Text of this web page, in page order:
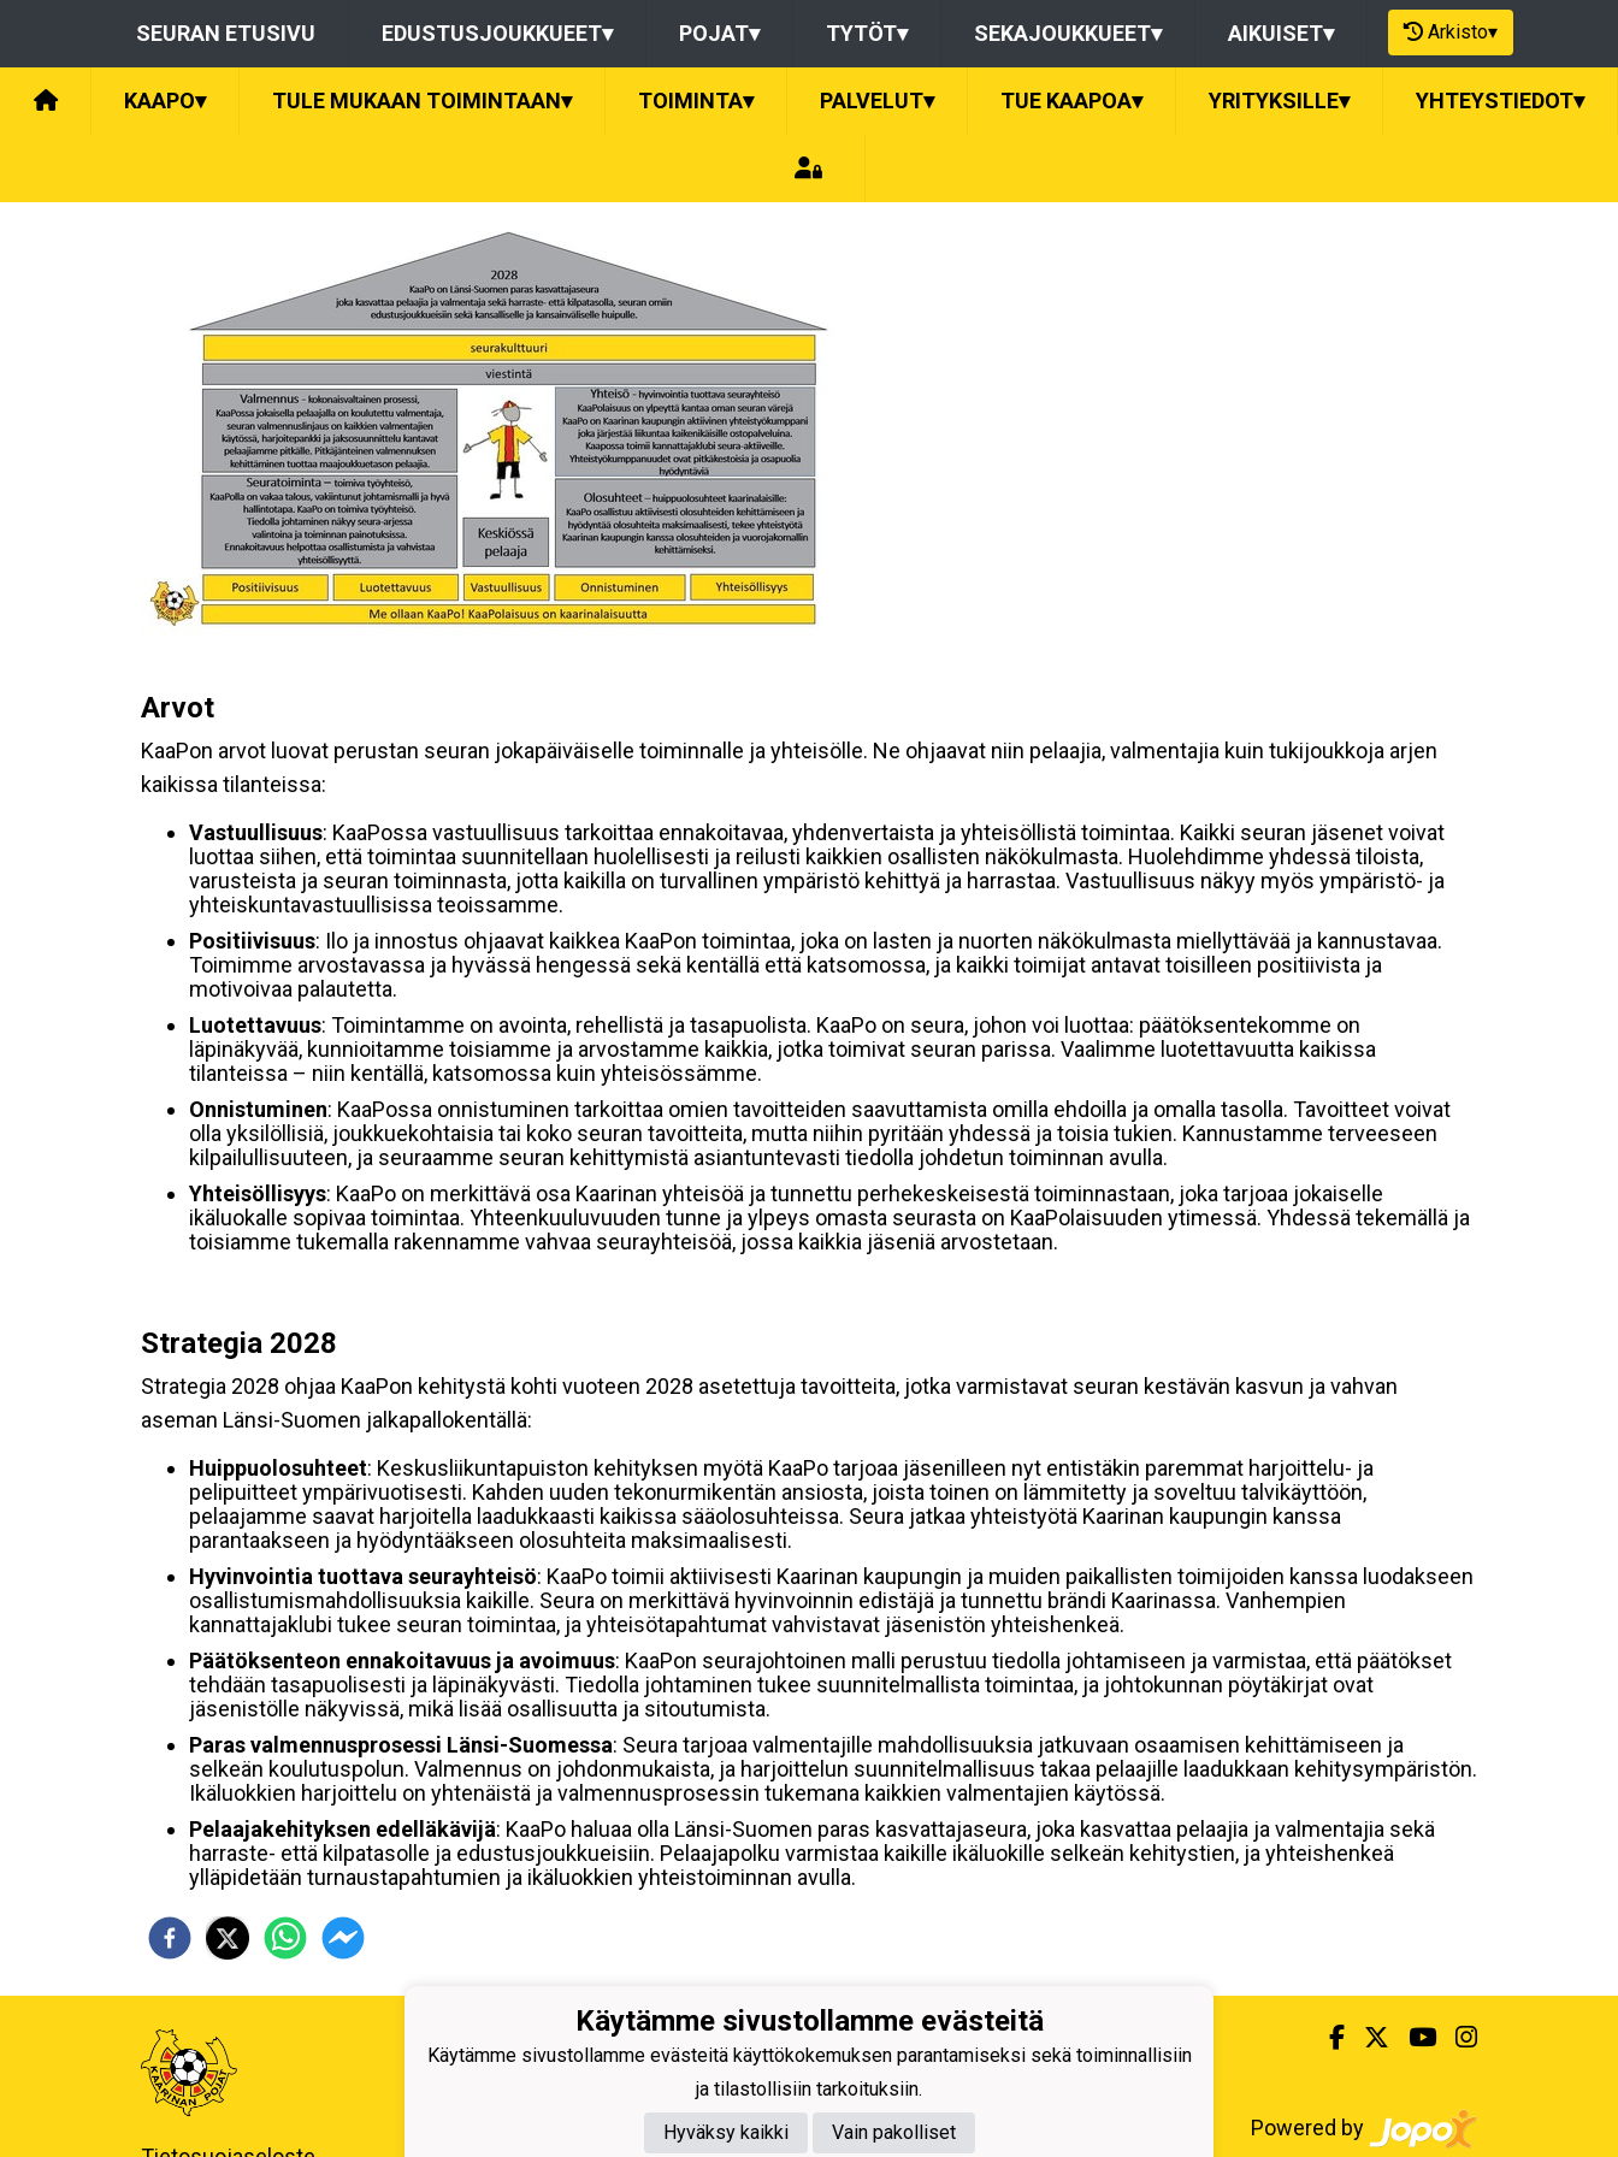
SEURAN ETUSIVU EDUSTUSJOUKKUEET▾ POJAT▾ TYTÖT▾ SEKAJOUKKUEET▾ AIKUISET▾ Arkisto▾
KAAPO▾ TULE MUKAAN TOIMINTAAN▾ TOIMINTA▾ PALVELUT▾ TUE KAAPOA▾ YRITYKSILLE▾ YHTEYSTIEDOT▾
Arvot
KaaPon arvot luovat perustan seuran jokapäiväiselle toiminnalle ja yhteisölle. Ne ohjaavat niin pelaajia, valmentajia kuin tukijoukkoja arjen
kaikissa tilanteissa:
Vastuullisuus: KaaPossa vastuullisuus tarkoittaa ennakoitavaa, yhdenvertaista ja yhteisöllistä toimintaa. Kaikki seuran jäsenet voivat
luottaa siihen, että toimintaa suunnitellaan huolellisesti ja reilusti kaikkien osallisten näkökulmasta. Huolehdimme yhdessä tiloista,
varusteista ja seuran toiminnasta, jotta kaikilla on turvallinen ympäristö kehittyä ja harrastaa. Vastuullisuus näkyy myös ympäristö- ja
yhteiskuntavastuullisissa teoissamme.
Positiivisuus: Ilo ja innostus ohjaavat kaikkea KaaPon toimintaa, joka on lasten ja nuorten näkökulmasta miellyttävää ja kannustavaa.
Toimimme arvostavassa ja hyvässä hengessä sekä kentällä että katsomossa, ja kaikki toimijat antavat toisilleen positiivista ja
motivoivaa palautetta.
Luotettavuus: Toimintamme on avointa, rehellistä ja tasapuolista. KaaPo on seura, johon voi luottaa: päätöksentekomme on
läpinäkyvää, kunnioitamme toisiamme ja arvostamme kaikkia, jotka toimivat seuran parissa. Vaalimme luotettavuutta kaikissa
tilanteissa – niin kentällä, katsomossa kuin yhteisössämme.
Onnistuminen: KaaPossa onnistuminen tarkoittaa omien tavoitteiden saavuttamista omilla ehdoilla ja omalla tasolla. Tavoitteet voivat
olla yksilöllisiä, joukkuekohtaisia tai koko seuran tavoitteita, mutta niihin pyritään yhdessä ja toisia tukien. Kannustamme terveeseen
kilpailullisuuteen, ja seuraamme seuran kehittymistä asiantuntevasti tiedolla johdetun toiminnan avulla.
Yhteisöllisyys: KaaPo on merkittävä osa Kaarinan yhteisöä ja tunnettu perhekeskeisestä toiminnastaan, joka tarjoaa jokaiselle
ikäluokalle sopivaa toimintaa. Yhteenkuuluvuuden tunne ja ylpeys omasta seurasta on KaaPolaisuuden ytimessä. Yhdessä tekemällä ja
toisiamme tukemalla rakennamme vahvaa seurayhteisöä, jossa kaikkia jäseniä arvostetaan.
Strategia 2028
Strategia 2028 ohjaa KaaPon kehitystä kohti vuoteen 2028 asetettuja tavoitteita, jotka varmistavat seuran kestävän kasvun ja vahvan
aseman Länsi-Suomen jalkapallokentällä:
Huippuolosuhteet: Keskusliikuntapuiston kehityksen myötä KaaPo tarjoaa jäsenilleen nyt entistäkin paremmat harjoittelu- ja
pelipuitteet ympärivuotisesti. Kahden uuden tekonurmikentän ansiosta, joista toinen on lämmitetty ja soveltuu talvikäyttöön,
pelaajamme saavat harjoitella laadukkaasti kaikissa sääolosuhteissa. Seura jatkaa yhteistyötä Kaarinan kaupungin kanssa
parantaakseen ja hyödyntääkseen olosuhteita maksimaalisesti.
Hyvinvointia tuottava seurayhteisö: KaaPo toimii aktiivisesti Kaarinan kaupungin ja muiden paikallisten toimijoiden kanssa luodakseen
osallistumismahdollisuuksia kaikille. Seura on merkittävä hyvinvoinnin edistäjä ja tunnettu brändi Kaarinassa. Vanhempien
kannattajaklubi tukee seuran toimintaa, ja yhteisötapahtumat vahvistavat jäsenistön yhteishenkeä.
Päätöksenteon ennakoitavuus ja avoimuus: KaaPon seurajohtoinen malli perustuu tiedolla johtamiseen ja varmistaa, että päätökset
tehdään tasapuolisesti ja läpinäkyvästi. Tiedolla johtaminen tukee suunnitelmallista toimintaa, ja johtokunnan pöytäkirjat ovat
jäsenistölle näkyvissä, mikä lisää osallisuutta ja sitoutumista.
Paras valmennusprosessi Länsi-Suomessa: Seura tarjoaa valmentajille mahdollisuuksia jatkuvaan osaamisen kehittämiseen ja
selkeän koulutuspolun. Valmennus on johdonmukaista, ja harjoittelun suunnitelmallisuus takaa pelaajille laadukkaan kehitysympäristön.
Ikäluokkien harjoittelu on yhtenäistä ja valmennusprosessin tukemana kaikkien valmentajien käytössä.
Pelaajakehityksen edelläkävijä: KaaPo haluaa olla Länsi-Suomen paras kasvattajaseura, joka kasvattaa pelaajia ja valmentajia sekä
harraste- että kilpatasolle ja edustusjoukkueisiin. Pelaajapolku varmistaa kaikille ikäluokille selkeän kehitystien, ja yhteishenkeä
ylläpidetään turnaustapahtumien ja ikäluokkien yhteistoiminnan avulla.
Kaarinan Pojat ry
Erotuomarinkatu 4, 20780 Kaarina
y-tunnus: 1006858-6
Powered by
Käytämme sivustollamme evästeitä
Käytämme sivustollamme evästeitä käyttökokemuksen parantamiseksi sekä toiminnallisiin
ja tilastollisiin tarkoituksiin.
Hyväksy kaikki
Vain pakolliset